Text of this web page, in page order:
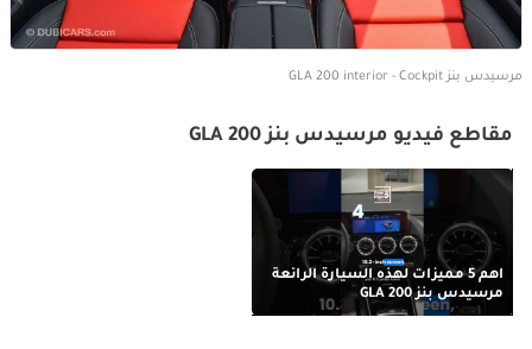
مرسيدس بنز GLA 200 interior - Cockpit
مقاطع فيديو مرسيدس بنز GLA 200
أهم 5 مميزات لهذه السيارة الرائعة
مرسيدس بنز GLA 200